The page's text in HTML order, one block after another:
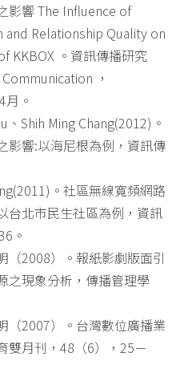
影響 The Influence of
and Relationship Quality on
KKBOX 。資訊傳播研究
，
。
Shih Ming Chang(2012)。
影響:以海尼根為例，資訊傳
。社區無線寬頻網路
北市民生社區為例，資訊
。
（2008）。報紙影劇版面引
之現象分析，傳播管理學
（2007）。台灣數位廣播業
雙月刊，48（6），25－